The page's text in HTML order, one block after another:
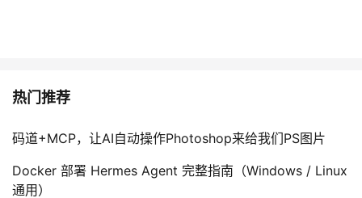
热门推荐
码道+MCP，让AI自动操作Photoshop来给我们PS图片
Docker 部署 Hermes Agent 完整指南（Windows / Linux
通用）